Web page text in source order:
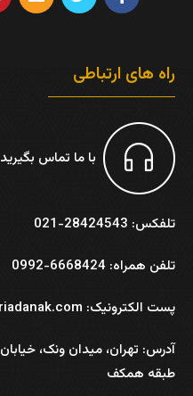
راه های ارتباطی
با ما تماس بگیرید
تلفکس: 28424543-021
تلفن همراه: 6668424-0992
پست الکترونیک: info{at}ariadanak.com
آدرس:
طبقه همکف